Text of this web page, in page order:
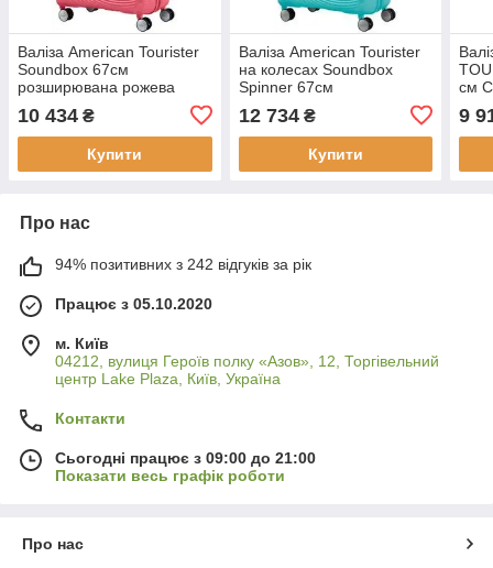
Валіза American Tourister
Soundbox 67см
розширювана рожева
10 434 ₴
Купити
Валіза American Tourister
на колесах Soundbox
Spinner 67см
12 734₴
Купити
см
9
Про нас
94% позитивних з 242 відгуків за рік
Працює з 05.10.2020
м. Київ
04212, вулиця Героїв полку «Азов», 12, Торгівельний
центр Lake Plaza, Київ, Україна
Контакти
Сьогодні працює з 09:00 до 21:00
Показати весь графік роботи
Про нас